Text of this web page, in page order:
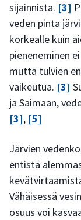
sijainnista. [3]
veden pinta
korkealle kuin
pieneneminen
mutta tulvien
vaikeutua. [3]
ja Saimaan,
[3], [5]
Järvien
entistä
Vähäisessä
osuus voi